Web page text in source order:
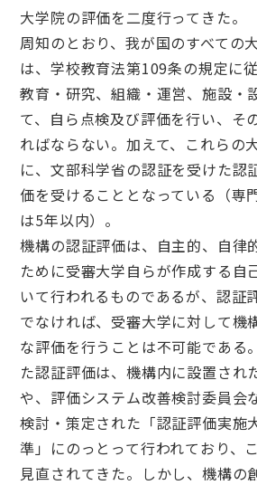
大学院の評価を二度行ってきた。
周知のとおり、我が国のすべての
は、学校教育法第109条の規定に
教育・研究、組織・運営、施設・
て、自ら点検及び評価を行い、そ
ればならない。加えて、これらの
に、文部科学省の認証を受けた認
価を受けることとなっている（専
は5年以内）。
機構の認証評価は、自主的、自律
ために受審大学自らが作成する自
いて行われるものであるが、認証
でなければ、受審大学に対して機
な評価を行うことは不可能である
た認証評価は、機構内に設置され
や、評価システム改善検討委員会
検討・策定された「認証評価実施
準」にのっとって行われており、
見直されてきた。しかし、機構の